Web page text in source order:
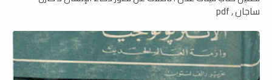
ساجان , pdf